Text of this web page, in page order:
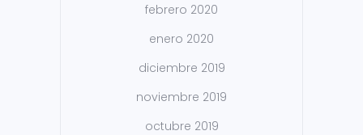
febrero 2020
enero 2020
diciembre 2019
noviembre 2019
octubre 2019